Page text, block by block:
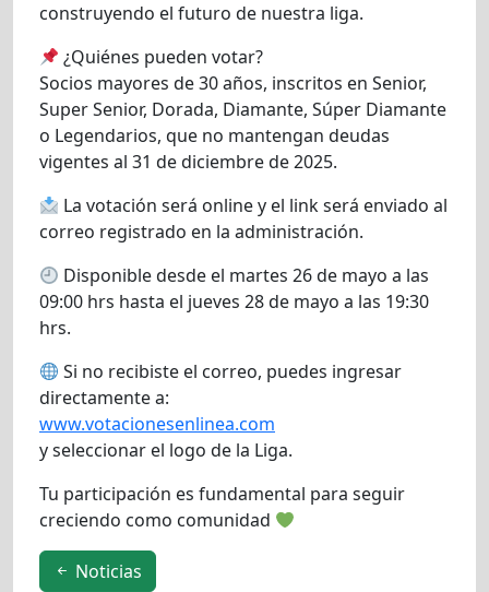
construyendo el futuro de nuestra liga.
¿Quiénes pueden votar?
Socios mayores de 30 años, inscritos en Senior,
Super Senior, Dorada, Diamante, Súper Diamante
o Legendarios, que no mantengan deudas
vigentes al 31 de diciembre de 2025.
La votación será online y el link será enviado al
correo registrado en la administración.
Disponible desde el martes 26 de mayo a las
09:00 hrs hasta el jueves 28 de mayo a las 19:30
hrs.
Si no recibiste el correo, puedes ingresar
directamente a:
www.votacionesenlinea.com
y seleccionar el logo de la Liga.
Tu participación es fundamental para seguir
creciendo como comunidad
Noticias